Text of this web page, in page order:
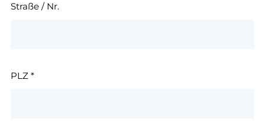
Straße / Nr.
PLZ *